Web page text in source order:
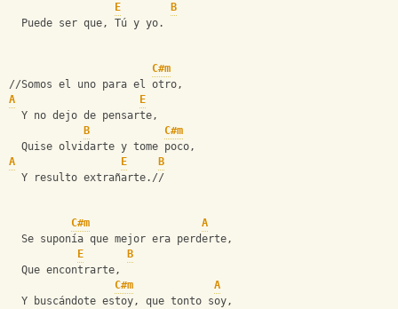
E
B
  Puede ser que, Tú y yo.
C#m
//Somos el uno para el otro,
A
E
  Y no dejo de pensarte,
B
C#m
  Quise olvidarte y tome poco,
A
E
B
  Y resulto extrañarte.//
C#m
A
  Se suponía que mejor era perderte,
E
B
  Que encontrarte,
C#m
A
  Y buscándote estoy, que tonto soy,